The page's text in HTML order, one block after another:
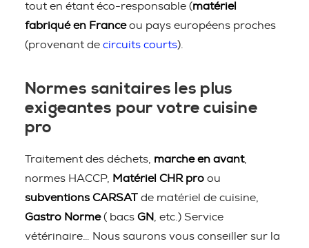
tout en étant éco-responsable (matériel
fabriqué en Franceou pays européens proches
(provenant de circuits courts).
Normes sanitaires les plus
exigeantes pour votre cuisine
pro
Traitement des déchets, marche en avant,
normes HACCP,
Matériel CHR pro ou
subventions CARSAT de matériel de cuisine,
Gastro Norme( bacs GN
, etc.) Service
vétérinaire… Nous saurons vous conseiller sur la